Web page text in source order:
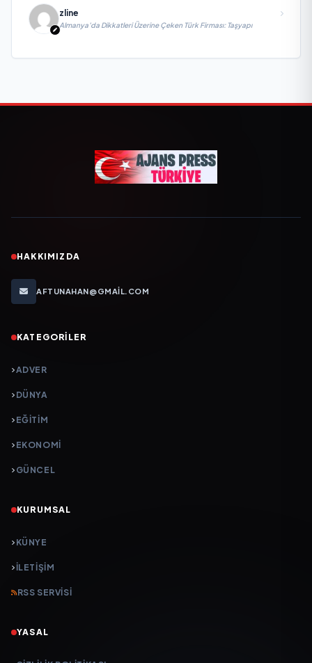
zline
Almanya’da Dikkatleri Üzerine Çeken Türk Firması: Taşyapı
HAKKIMIZDA
AFTUNAHAN@GMAIL.COM
KATEGORILER
ADVER
DÜNYA
EĞİTİM
EKONOMİ
GÜNCEL
KURUMSAL
KÜNYE
İLETIŞIM
RSS SERVISI
YASAL